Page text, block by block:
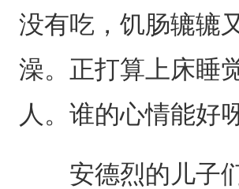
没有吃，饥肠辘辘
澡。正打算上床睡
人。谁的心情能好
安德烈的儿子们